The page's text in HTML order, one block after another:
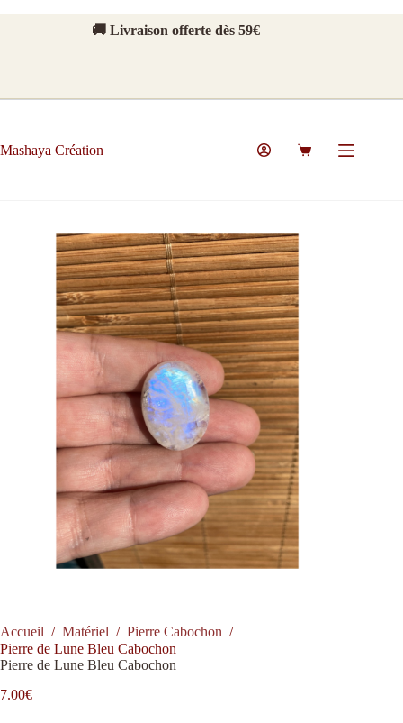
🚚 Livraison offerte dès 59€
Mashaya Création
Panier
Accueil / Matériel / Pierre Cabochon /
Pierre de Lune Bleu Cabochon
Pierre de Lune Bleu Cabochon
7.00€